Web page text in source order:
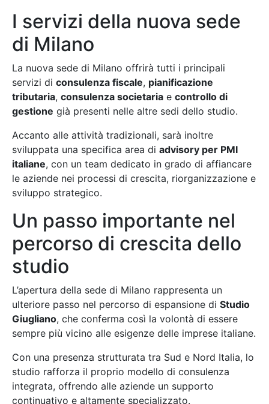
I servizi della nuova sede
di Milano
La nuova sede di Milano offrirà tutti i principali
servizi di consulenza fiscale, pianificazione
tributaria, consulenza societaria e controllo di
gestione già presenti nelle altre sedi dello studio.
Accanto alle attività tradizionali, sarà inoltre
sviluppata una specifica area di advisory per PMI
italiane, con un team dedicato in grado di affiancare
le aziende nei processi di crescita, riorganizzazione e
sviluppo strategico.
Un passo importante nel
percorso di crescita dello
studio
L’apertura della sede di Milano rappresenta un
ulteriore passo nel percorso di espansione di Studio
Giugliano, che conferma così la volontà di essere
sempre più vicino alle esigenze delle imprese italiane.
Con una presenza strutturata tra Sud e Nord Italia, lo
studio rafforza il proprio modello di consulenza
integrata, offrendo alle aziende un supporto
continuativo e altamente specializzato.